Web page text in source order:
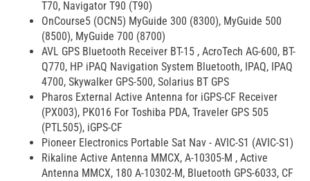
T70, Navigator T90 (T90)
OnCourse5 (OCN5) MyGuide 300 (8300), MyGuide 500
(8500), MyGuide 700 (8700)
AVL GPS Bluetooth Receiver BT-15 , AcroTech AG-600, BT-
Q770, HP iPAQ Navigation System Bluetooth, IPAQ, IPAQ
4700, Skywalker GPS-500, Solarius BT GPS
Pharos External Active Antenna for iGPS-CF Receiver
(PX003), PK016 For Toshiba PDA, Traveler GPS 505
(PTL505), iGPS-CF
Pioneer Electronics Portable Sat Nav - AVIC-S1 (AVIC-S1)
Rikaline Active Antenna MMCX, A-10305-M , Active
Antenna MMCX, 180 A-10302-M, Bluetooth GPS-6033, CF